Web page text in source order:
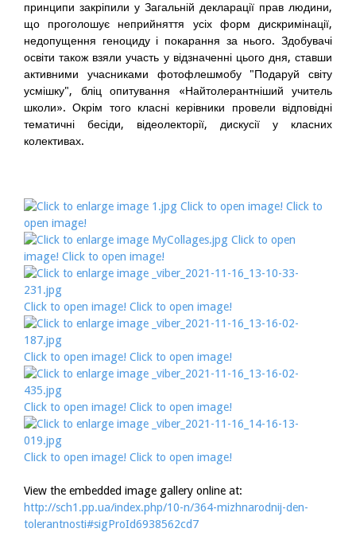
принципи закріпили у Загальній декларації прав людини,
що проголошує неприйняття усіх форм дискримінації,
недопущення геноциду і покарання за нього. Здобувачі
освіти також взяли участь у відзначенні цього дня, ставши
активними учасниками фотофлешмобу "Подаруй світу
усмішку", бліц опитування «Найтолерантніший учитель
школи». Окрім того класні керівники провели відповідні
тематичні бесіди, відеолекторії, дискусії у класних
колективах.
Click to open image! Click to
open image!
Click to open
image! Click to open image!
Click to open image! Click to open image!
Click to open image! Click to open image!
Click to open image! Click to open image!
Click to open image! Click to open image!
View the embedded image gallery online at:
http://sch1.pp.ua/index.php/10-n/364-mizhnarodnij-den-
tolerantnosti#sigProId6938562cd7